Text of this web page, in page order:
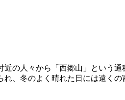
の人々から「西郷山」という
、冬のよく晴れた日には遠くの